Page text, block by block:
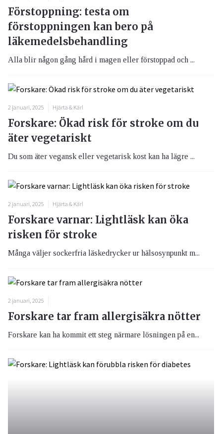
Förstoppning: testa om
förstoppningen kan bero på
läkemedelsbehandling
Alla blir någon gång hård i magen eller förstoppad och ...
2 januari, 2025 Hjärta & Kärl
Forskare: Ökad risk för stroke om du
äter vegetariskt
Du som äter vegansk eller vegetarisk kost kan ha lägre ...
2 januari, 2025 Hjärta & Kärl
Forskare varnar: Lightläsk kan öka
risken för stroke
Många väljer sockerfria läskedrycker ur hälsosynpunkt m...
2 januari, 2025
Forskare tar fram allergisäkra nötter
Forskare kan ha kommit ett steg närmare lösningen på en...